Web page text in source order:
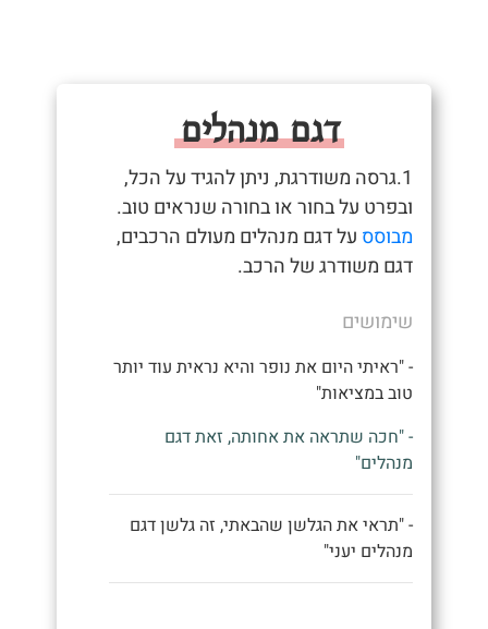
דגם מנהלים
1.גרסה משודרגת, ניתן להגיד על הכל,
ובפרט על בחור או בחורה שנראים טוב.
מבוסס על דגם מנהלים מעולם הרכבים,
דגם משודרג של הרכב.
שימושים
- "ראיתי היום את נופר והיא נראית עוד יותר
טוב במציאות"
- "חכה שתראה את אחותה, זאת דגם
מנהלים"
- "תראי את הגלשן שהבאתי, זה גלשן דגם
מנהלים יעני"